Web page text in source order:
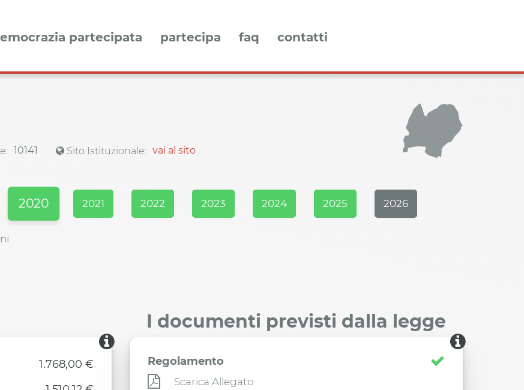
partecipata partecipa faq contatti
10141 Sito Istituzionale: vai al sito
2020 2021 2022 2023 2024 2025 2026
1.768,00 €
I documenti previsti dalla legge
Regolamento
Scarica Allegato